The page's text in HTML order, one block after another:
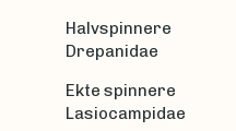
Halvspinnere
Drepanidae
Ekte spinnere
Lasiocampidae